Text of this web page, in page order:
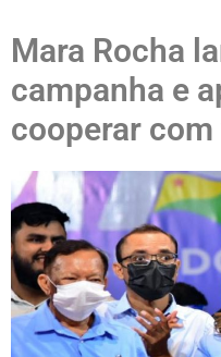
Mara Rocha
campanha e
cooperar